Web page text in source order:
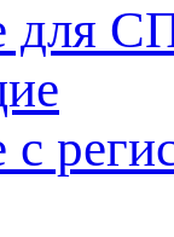
для